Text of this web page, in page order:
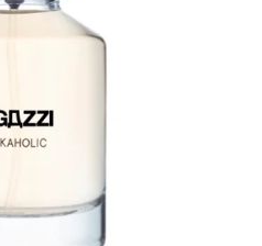
vorgestellten
Medien
Galerieansicht